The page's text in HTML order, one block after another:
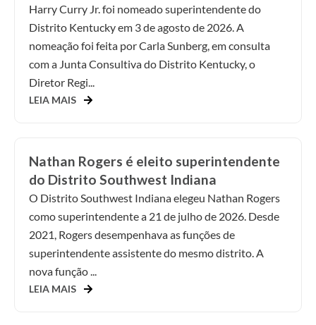
Harry Curry Jr. foi nomeado superintendente do
Distrito Kentucky em 3 de agosto de 2026. A
nomeação foi feita por Carla Sunberg, em consulta
com a Junta Consultiva do Distrito Kentucky, o
Diretor Regi...
LEIA MAIS
Nathan Rogers é eleito superintendente
do Distrito Southwest Indiana
O Distrito Southwest Indiana elegeu Nathan Rogers
como superintendente a 21 de julho de 2026. Desde
2021, Rogers desempenhava as funções de
superintendente assistente do mesmo distrito. A
nova função ...
LEIA MAIS